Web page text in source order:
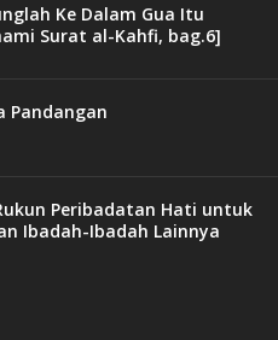
Ke Dalam Gua Itu
Surat al-Kahfi, bag.6]
Pandangan
Peribadatan Hati untuk
Ibadah-Ibadah Lainnya